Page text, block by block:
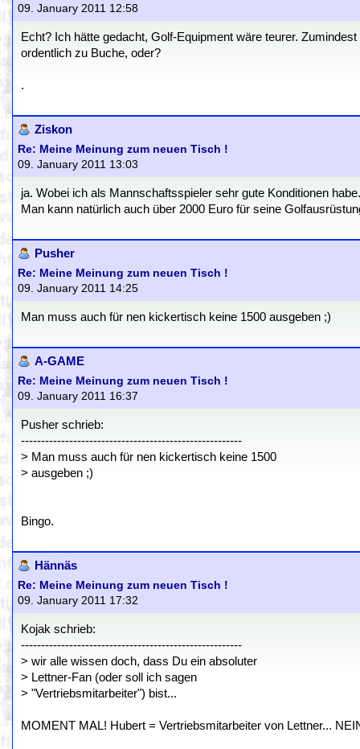
09. January 2011 12:58
Echt? Ich hätte gedacht, Golf-Equipment wäre teurer.
ordentlich zu Buche, oder?
.
Ziskon
Re: Meine Meinung zum neuen Tisch !
09. January 2011 13:03
ja. Wobei ich als Mannschaftsspieler sehr gute Konditionen habe.
Man kann natürlich auch über 2000 Euro für seine
Pusher
Re: Meine Meinung zum neuen Tisch !
09. January 2011 14:25
Man muss auch für nen kickertisch keine 1500 ausgeben ;)
A-GAME
Re: Meine Meinung zum neuen Tisch !
09. January 2011 16:37
Pusher schrieb:
-------------------------------------------------------
> Man muss auch für nen kickertisch keine 1500
> ausgeben ;)
Bingo.
Hännäs
Re: Meine Meinung zum neuen Tisch !
09. January 2011 17:32
Kojak schrieb:
-------------------------------------------------------
> wir alle wissen doch, dass Du ein absoluter
> Lettner-Fan (oder soll ich sagen
> "Vertriebsmitarbeiter") bist...
MOMENT MAL! Hubert = Vertriebsmitarbeiter von Lettner...